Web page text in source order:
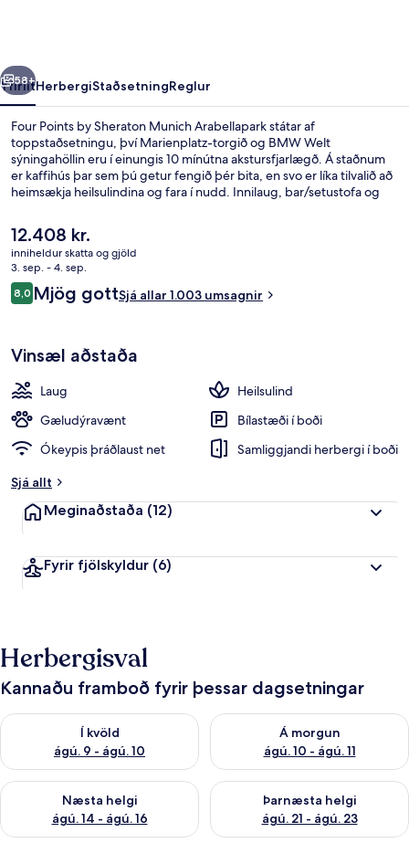
Næsta
58+
YfirlitHerbergiStaðsetningReglur
Four Points by Sheraton Munich Arabellapark státar af
toppstaðsetningu, því Marienplatz-torgið og BMW Welt
sýningahöllin eru í einungis 10 mínútna akstursfjarlægð. Á staðnum
er kaffihús þar sem þú getur fengið þér bita, en svo er líka tilvalið að
heimsækja heilsulindina og fara í nudd. Innilaug, bar/setustofa og
sérstaklega ánægðir með hjálpsamt starfsfólk. Gististaðurinn er stutt
frá almenningssamgöngum: Arabellapark neðanjarðarlestarstöðin er
í 5 mínútna göngufjarlægð og Effnerplatz-sporvagnastoppistöðin í 5
mínútna.
Núverandi
verð
er
12.408 kr.
12.408 kr.
inniheldur skatta og gjöld
3. sep. - 4. sep.
Umsagnir
8,08,0 af 10
Mjög gottSjá allar 1.003 umsagnir
Vinsæl aðstaða
Laug
Heilsulind
Gæludýravænt
Bílastæði í boði
Ókeypis þráðlaust net
Samliggjandi herbergi í boði
Sjá allt
Meginaðstaða (12)
Fyrir fjölskyldur (6)
Herbergisval
Kannaðu framboð fyrir þessar dagsetningar
Í kvöld
ágú. 9 - ágú. 10
Athuga framboð í kvöld ágú. 9 - ágú. 10
Á morgun
ágú. 10 - ágú. 11
Athuga framboð á morgun
Næsta helgi
ágú. 14 - ágú. 16
Athuga framboð næstu helgi ágú. 14 - ágú. 16
Þarnæsta helgi
ágú. 21 - ágú. 23
Athuga framboð þarnæstu